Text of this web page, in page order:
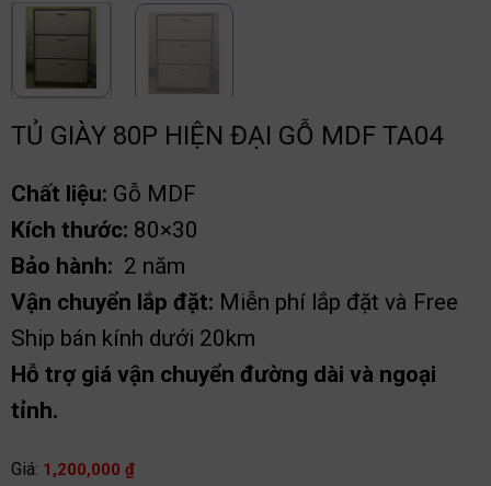
TỦ GIÀY 80P HIỆN ĐẠI GỖ MDF TA04
Chất liệu: Gỗ MDF
Kích thước: 80×30
Bảo hành: 2 năm
Vận chuyển lắp đặt: Miễn phí lắp đặt và Free
Ship bán kính dưới 20km
Hỗ trợ giá vận chuyển đường dài và ngoại
tỉnh.
Giá: 1,200,000 ₫